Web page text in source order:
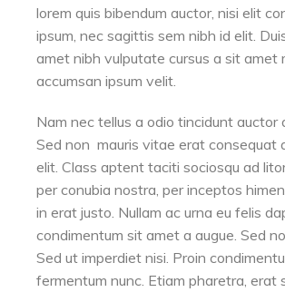
lorem quis bibendum auctor, nisi elit
ipsum, nec sagittis sem nibh id elit.
amet nibh vulputate cursus a sit amet
accumsan ipsum velit.
Nam nec tellus a odio tincidunt auctor
Sed non mauris vitae erat consequat
elit. Class aptent taciti sociosqu ad
per conubia nostra, per inceptos
in erat justo. Nullam ac urna eu felis
condimentum sit amet a augue. Sed
Sed ut imperdiet nisi. Proin
fermentum nunc. Etiam pharetra, erat